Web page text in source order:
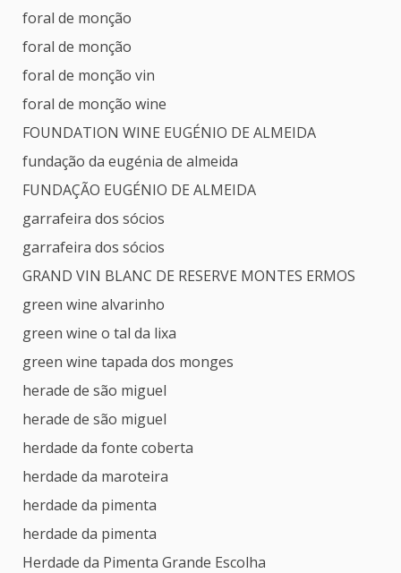
foral de monção
foral de monção
foral de monção vin
foral de monção wine
FOUNDATION WINE EUGÉNIO DE ALMEIDA
fundação da eugénia de almeida
FUNDAÇÃO EUGÉNIO DE ALMEIDA
garrafeira dos sócios
garrafeira dos sócios
GRAND VIN BLANC DE RESERVE MONTES ERMOS
green wine alvarinho
green wine o tal da lixa
green wine tapada dos monges
herade de são miguel
herade de são miguel
herdade da fonte coberta
herdade da maroteira
herdade da pimenta
herdade da pimenta
Herdade da Pimenta Grande Escolha